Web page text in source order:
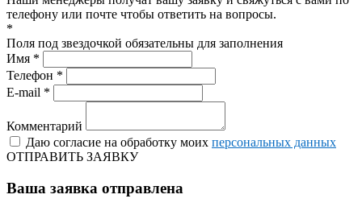
телефону или почте чтобы ответить на вопросы.
*
Поля под звездочкой обязательны для заполнения
Имя *
Телефон *
E-mail *
Комментарий
Даю согласие на обработку моих персональных данных
ОТПРАВИТЬ ЗАЯВКУ
Ваша заявка отправлена